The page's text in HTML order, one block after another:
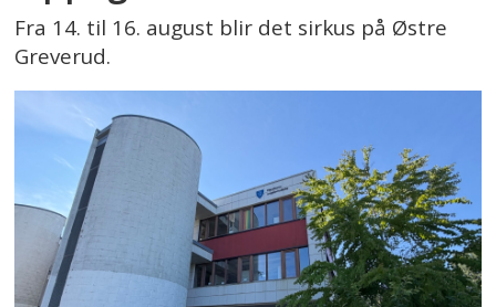
Fra 14. til 16. august blir det sirkus på Østre
Greverud.